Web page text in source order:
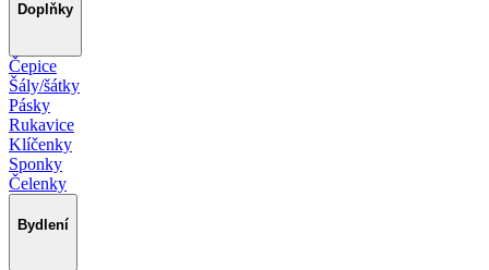
Doplňky
Čepice
Šály/šátky
Pásky
Rukavice
Klíčenky
Sponky
Čelenky
Bydlení